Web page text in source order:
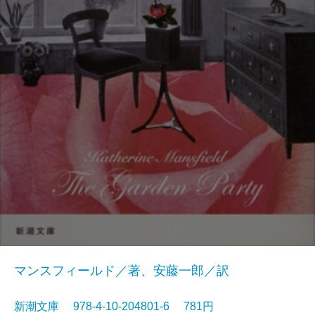
マンスフィールド／著、安藤一郎／訳
新潮文庫 978-4-10-204801-6 781円